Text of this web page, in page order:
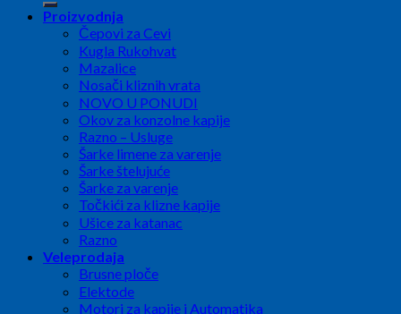
Proizvodnja
Čepovi za Cevi
Kugla Rukohvat
Mazalice
Nosači kliznih vrata
NOVO U PONUDI
Okov za konzolne kapije
Razno – Usluge
Šarke limene za varenje
Šarke štelujuće
Šarke za varenje
Točkići za klizne kapije
Ušice za katanac
Razno
Veleprodaja
Brusne ploče
Elektode
Motori za kapije i Automatika